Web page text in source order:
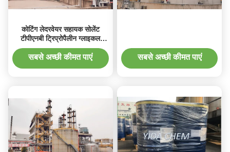
कोटिंग लेदरवेयर सहायक सोलेंट
टीपीएनबी ट्रिप्रोपैलीन ग्लाइकल
ब्युटिल ईथर
सबसे अच्छी कीमत पाएं सबसे अच्छी कीमत पाएं